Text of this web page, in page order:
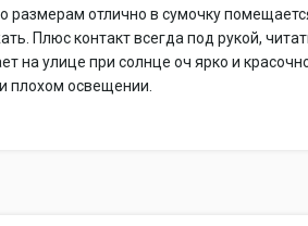
размерам отлично в сумочку
Плюс контакт всегда под рукой,
на улице при солнце оч ярко и
плохом освещении.